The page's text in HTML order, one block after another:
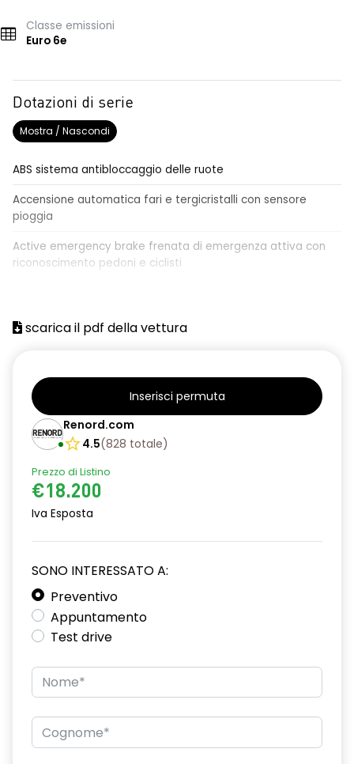
Classe emissioni
Euro 6e
Dotazioni di serie
Mostra / Nascondi
ABS sistema antibloccaggio delle ruote
Accensione automatica fari e tergicristalli con sensore
pioggia
Active emergency brake frenata di emergenza attiva con
riconoscimento pedoni e ciclisti
Airbag laterali a tendina anteriori e posteriori
Alzacristalli elettrici posteriori
Barre tetto modulari nere
Bracciolo anteriore con vano portaoggetti
Chiave pieghevole a 3 pulsanti
Distance warning avviso distanza di sicurezza
Driver display con schermo TFT da 3,5''
Eco Mode
compatibile 2G/3G o 4G/5G in base al veicolo
Firma luminosa pixelata con fari full LED
HARM03
scarica il pdf della vettura
Inserisci permuta
Renord.com
4.5(828 totale)
Prezzo di Listino
€18.200
Iva Esposta
SONO INTERESSATO A:
Preventivo
Appuntamento
Test drive